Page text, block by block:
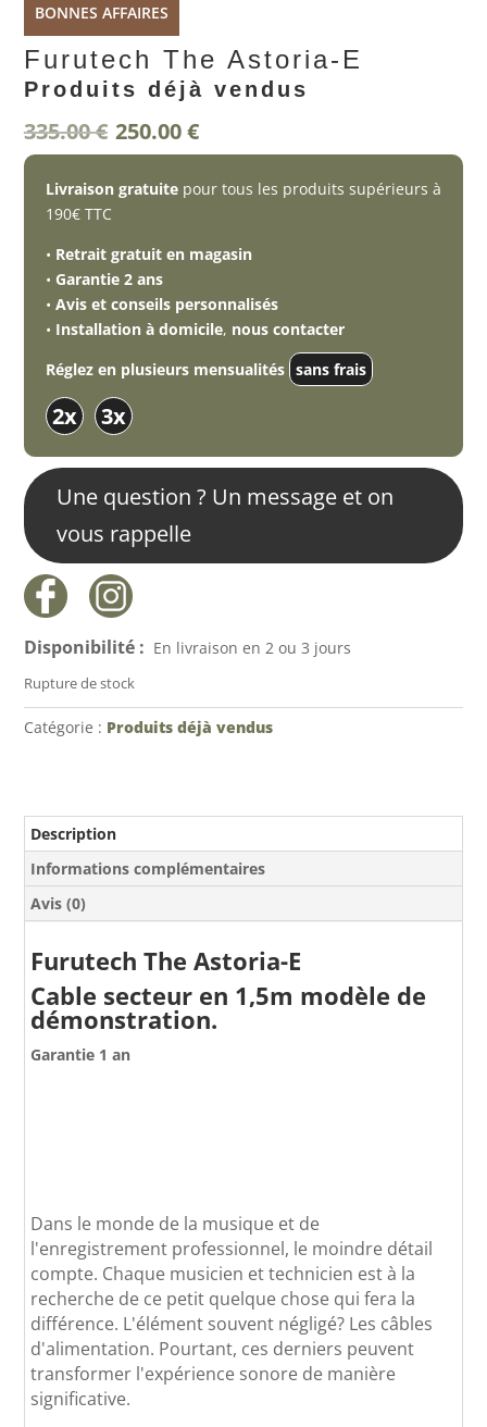
BONNES AFFAIRES
Furutech The Astoria-E
Produits déjà vendus
335.00€ Le
prix
était :
250.00€Le
prix
Livraison gratuitepour tous les produits supérieurs à
190€ TTC
• Retrait gratuit en magasin
• Garantie 2 ans
• Avis et conseils personnalisés
• Installation à domicile, nous contacter
Réglez en plusieurs mensualités sans frais
2x 3x
Une question ? Un message et on
vous rappelle
Disponibilité : En livraison en 2 ou 3 jours
Rupture de stock
Catégorie : Produits déjà vendus
Description
Informations complémentaires
Avis (0)
Furutech The Astoria-E
Cable secteur en 1,5m modèle de
démonstration.
Garantie 1 an
Dans le monde de la musique et de
l'enregistrement professionnel, le moindre détail
compte. Chaque musicien et technicien est à la
recherche de ce petit quelque chose qui fera la
différence. L'élément souvent négligé? Les câbles
d'alimentation. Pourtant, ces derniers peuvent
transformer l'expérience sonore de manière
significative.